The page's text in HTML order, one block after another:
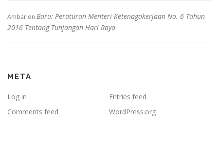
Ambar on Baru: Peraturan Menteri Ketenagakerjaan No. 6 Tahun
2016 Tentang Tunjangan Hari Raya
META
Log in
Entries feed
Comments feed
WordPress.org